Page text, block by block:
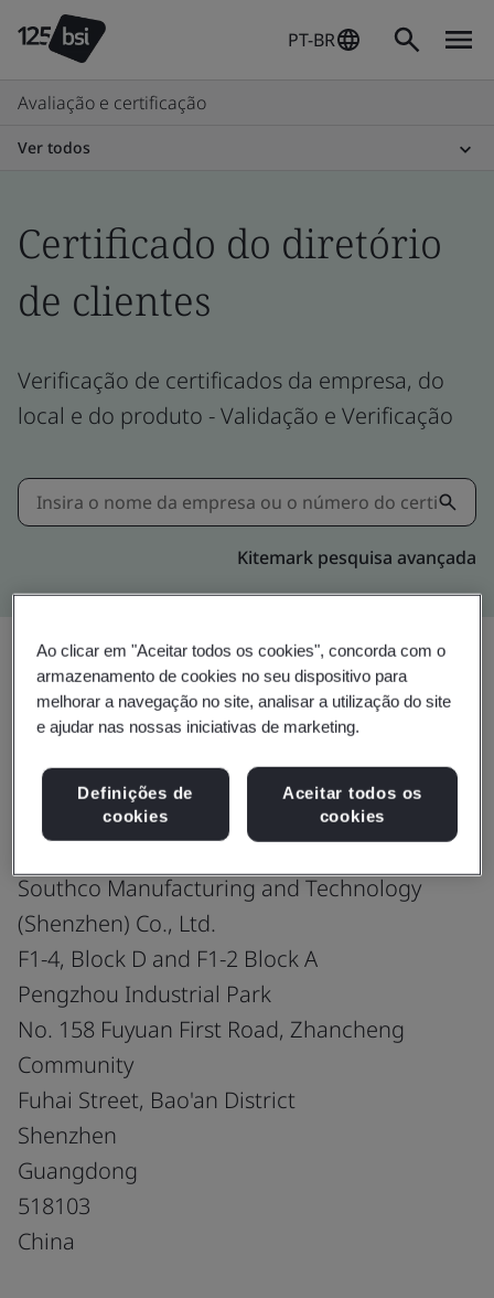
PT-BR
Avaliação e certificação
Ver todos
Certificado do diretório
de clientes
Verificação de certificados da empresa, do
local e do produto - Validação e Verificação
Kitemark pesquisa avançada
Compartilhar:
IATF 16949:2016
Southco Manufacturing and Technology
(Shenzhen) Co., Ltd.
F1-4, Block D and F1-2 Block A
Pengzhou Industrial Park
No. 158 Fuyuan First Road, Zhancheng
Community
Fuhai Street, Bao'an District
Shenzhen
Guangdong
518103
China
Ao clicar em "Aceitar todos os cookies", concorda com o
armazenamento de cookies no seu dispositivo para
melhorar a navegação no site, analisar a utilização do site
e ajudar nas nossas iniciativas de marketing.
Definições de
cookies
Aceitar todos os
cookies